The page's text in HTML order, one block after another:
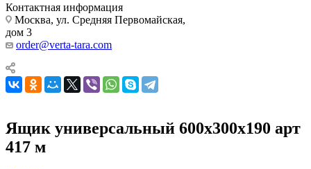
Контактная информация
Москва, ул. Средняя Первомайская,
дом 3
order@verta-tara.com
Ящик универсальный 600х300х190 арт
417 м